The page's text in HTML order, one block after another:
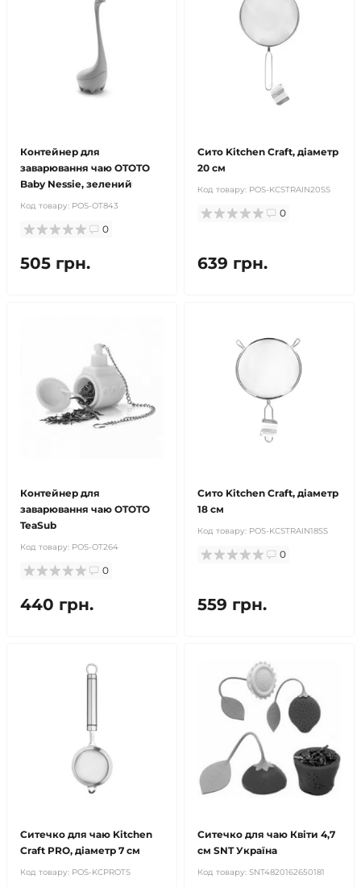
Контейнер для
заварювання чаю OTOTO
Baby Nessie, зелений
Код товару: POS-OT843
0
505 грн.
Сито Kitchen Craft, діаметр
20 см
Код товару: POS-KCSTRAIN20SS
0
639 грн.
Контейнер для
заварювання чаю OTOTO
TeaSub
Код товару: POS-OT264
0
440 грн.
Сито Kitchen Craft, діаметр
18 см
Код товару: POS-KCSTRAIN18SS
0
559 грн.
Ситечко для чаю Kitchen
Craft PRO, діаметр 7 см
Код товару: POS-KCPROTS
Ситечко для чаю Квіти 4,7
см SNT Україна
Код товару: SNT4820162650181